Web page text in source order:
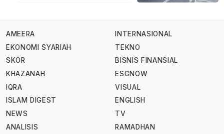
AMEERA
EKONOMI SYARIAH
SKOR
KHAZANAH
IQRA
ISLAM DIGEST
NEWS
ANALISIS
INTERNASIONAL
TEKNO
BISNIS FINANSIAL
ESGNOW
VISUAL
ENGLISH
TV
RAMADHAN